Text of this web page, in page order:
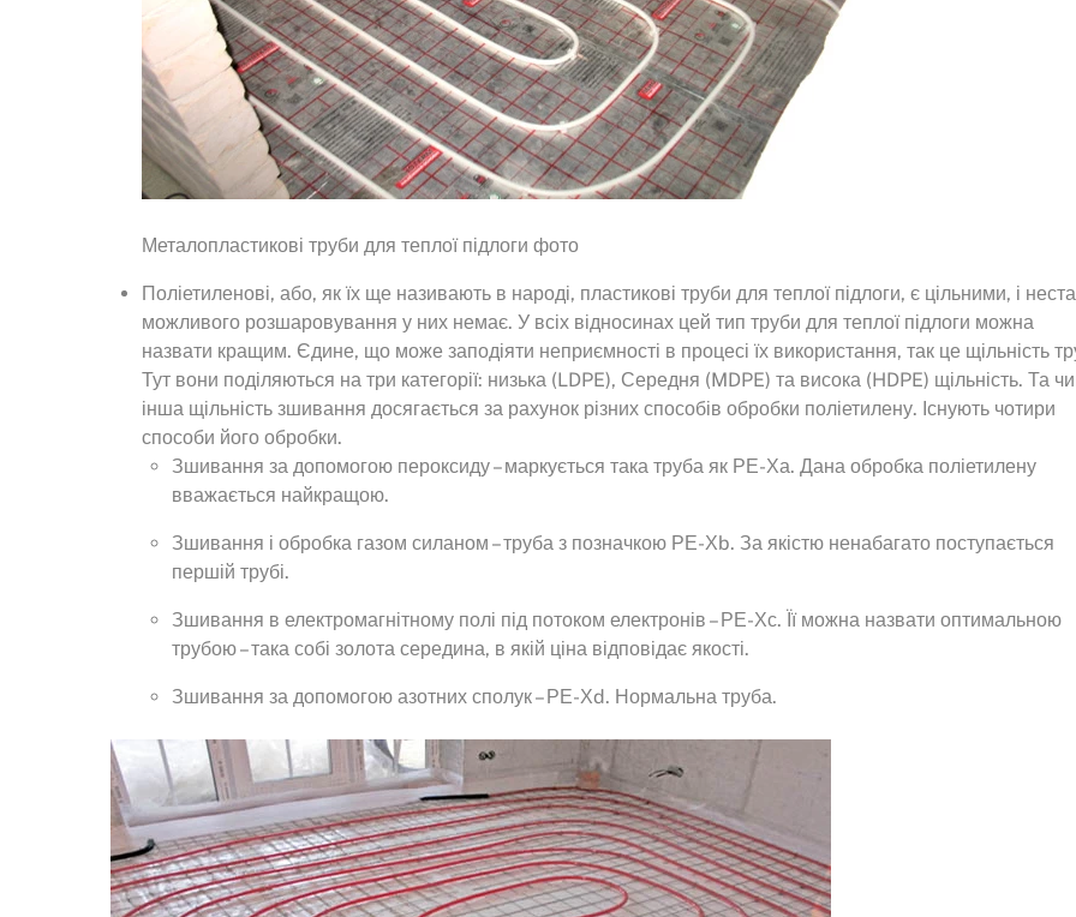
Металопластикові труби для теплої підлоги фото
Поліетиленові, або, як їх ще називають в народі, пластикові труби для теплої підлоги, є цільними, і
можливого розшаровування у них немає. У всіх відносинах цей тип труби для теплої підлоги можна
назвати кращим. Єдине, що може заподіяти неприємності в процесі їх використання, так це щільність
Тут вони поділяються на три категорії: низька (LDPE), Середня (MDPE) та висока (HDPE) щільність. Та чи
інша щільність зшивання досягається за рахунок різних способів обробки поліетилену. Існують чотири
способи його обробки.
Зшивання за допомогою пероксиду – маркується така труба як РЕ-Ха. Дана обробка поліетилену
вважається найкращою.
Зшивання і обробка газом силаном – труба з позначкою РЕ-Хb. За якістю ненабагато поступається
першій трубі.
Зшивання в електромагнітному полі під потоком електронів – РЕ-Хс. Її можна назвати оптимальною
трубою – така собі золота середина, в якій ціна відповідає якості.
Зшивання за допомогою азотних сполук – РЕ-Хd. Нормальна труба.